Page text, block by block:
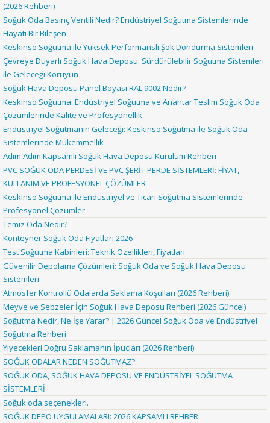
(2026 Rehberi)
Soğuk Oda Basınç Ventili Nedir? Endüstriyel Soğutma Sistemlerinde
Hayati Bir Bileşen
Keskinso Soğutma ile Yüksek Performanslı Şok Dondurma Sistemleri
Çevreye Duyarlı Soğuk Hava Deposu: Sürdürülebilir Soğutma Sistemleri
ile Geleceği Koruyun
Soğuk Hava Deposu Panel Boyası RAL 9002 Nedir?
Keskinso Soğutma: Endüstriyel Soğutma ve Anahtar Teslim Soğuk Oda
Çözümlerinde Kalite ve Profesyonellik
Endüstriyel Soğutmanın Geleceği: Keskinso Soğutma ile Soğuk Oda
Sistemlerinde Mükemmellik
Adım Adım Kapsamlı Soğuk Hava Deposu Kurulum Rehberi
PVC SOĞUK ODA PERDESİ VE PVC ŞERİT PERDE SİSTEMLERİ: FİYAT,
KULLANIM VE PROFESYONEL ÇÖZÜMLER
Keskinso Soğutma ile Endüstriyel ve Ticari Soğutma Sistemlerinde
Profesyonel Çözümler
Temiz Oda Nedir?
Konteyner Soğuk Oda Fiyatları 2026
Test Soğutma Kabinleri: Teknik Özellikleri, Fiyatları
Güvenilir Depolama Çözümleri: Soğuk Oda ve Soğuk Hava Deposu
Sistemleri
Atmosfer Kontrollü Odalarda Saklama Koşulları (2026 Rehberi)
Meyve ve Sebzeler İçin Soğuk Hava Deposu Rehberi (2026 Güncel)
Soğutma Nedir, Ne İşe Yarar? | 2026 Güncel Soğuk Oda ve Endüstriyel
Soğutma Rehberi
Yiyecekleri Doğru Saklamanın İpuçları (2026 Rehberi)
SOĞUK ODALAR NEDEN SOĞUTMAZ?
SOĞUK ODA, SOĞUK HAVA DEPOSU VE ENDÜSTRİYEL SOĞUTMA
SİSTEMLERİ
Soğuk oda seçenekleri.
SOĞUK DEPO UYGULAMALARI: 2026 KAPSAMLI REHBER